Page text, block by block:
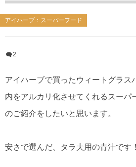
アイハーブ：スーパーフード
2
アイハーブで買ったウィートグラス
内をアルカリ化させてくれるスーパ
のご紹介をしたいと思います。
安さで選んだ、タラ夫用の青汁です